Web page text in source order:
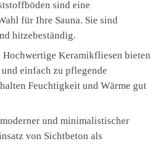
sind eine
für Ihre Sauna. Sie sind
hitzebeständig.
Keramikfliesen bieten
einfach zu pflegende
Feuchtigkeit und Wärme gut
und minimalistischer
von Sichtbeton als